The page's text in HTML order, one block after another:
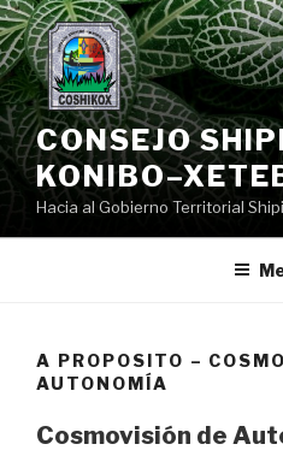
Saltar
al
contenido
CONSEJO
Hacia al Gobierno Territorial
A PROPOSITO –
AUTONOMÍA
Cosmovisión de